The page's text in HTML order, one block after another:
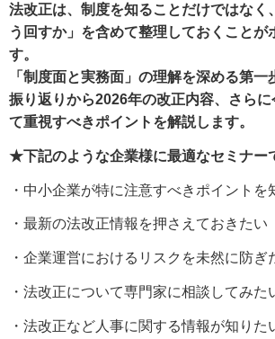
法改正は、制度を知ることだけではなく
う回すか」を含めて整理しておくことが
す。
「制度面と実務面」の理解を深める第
振り返りから2026年の改正内容、さら
て重視すべきポイントを解説します。
★下記のような企業様に最適なセミナー
・中小企業が特に注意すべきポイントを
・最新の法改正情報を押さえておきたい
・企業運営におけるリスクを未然に防ぎ
・法改正について専門家に相談してみた
・法改正など人事に関する情報が知りた